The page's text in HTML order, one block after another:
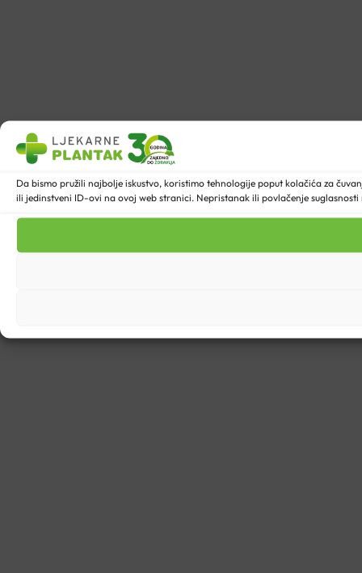
Da bismo pružili najbolje iskustvo, koristimo tehnologije poput kolačića za
ili jedinstveni ID-ovi na ovoj web stranici. Nepristanak ili povlačenje